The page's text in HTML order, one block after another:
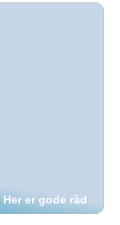
er gode råd